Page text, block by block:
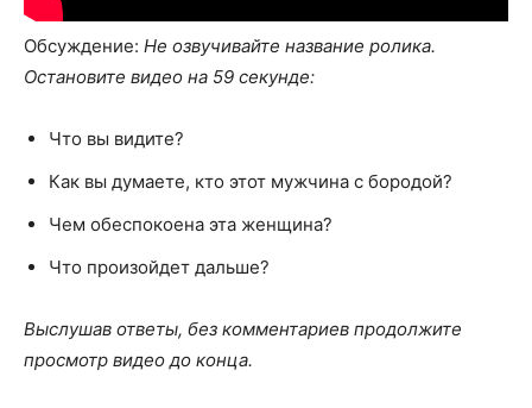
Обсуждение: Не озвучивайте название ролика.
Остановите видео на 59 секунде:
Что вы видите?
Как вы думаете, кто этот мужчина с бородой?
Чем обеспокоена эта женщина?
Что произойдет дальше?
Выслушав ответы, без комментариев продолжите
просмотр видео до конца.